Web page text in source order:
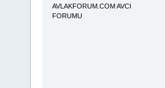
AVLAKFORUM.COM AVCI
FORUMU